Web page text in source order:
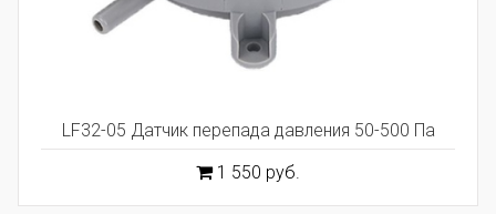
LF32-05 Датчик перепада давления 50-500 Па
1 550 руб.